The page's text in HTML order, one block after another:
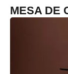
MESA DE